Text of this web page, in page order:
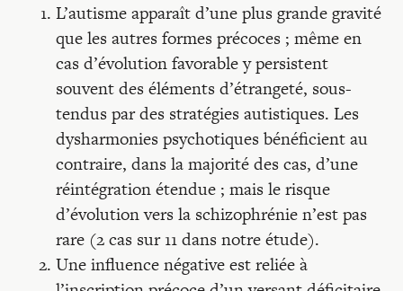
L’autisme apparaît d’une plus grande gravité
que les autres formes précoces ; même en
cas d’évolution favorable y persistent
souvent des éléments d’étrangeté, sous-
tendus par des stratégies autistiques. Les
dysharmonies psychotiques bénéficient au
contraire, dans la majorité des cas, d’une
réintégration étendue ; mais le risque
d’évolution vers la schizophrénie n’est pas
rare (2 cas sur 11 dans notre étude).
Une influence négative est reliée à